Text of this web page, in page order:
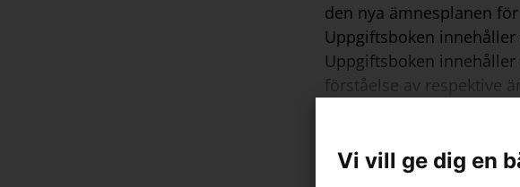
den nya ämnesplanen
Uppgiftsboken
Uppgiftsboken
förståelse av respektive
Vi vill ge dig en